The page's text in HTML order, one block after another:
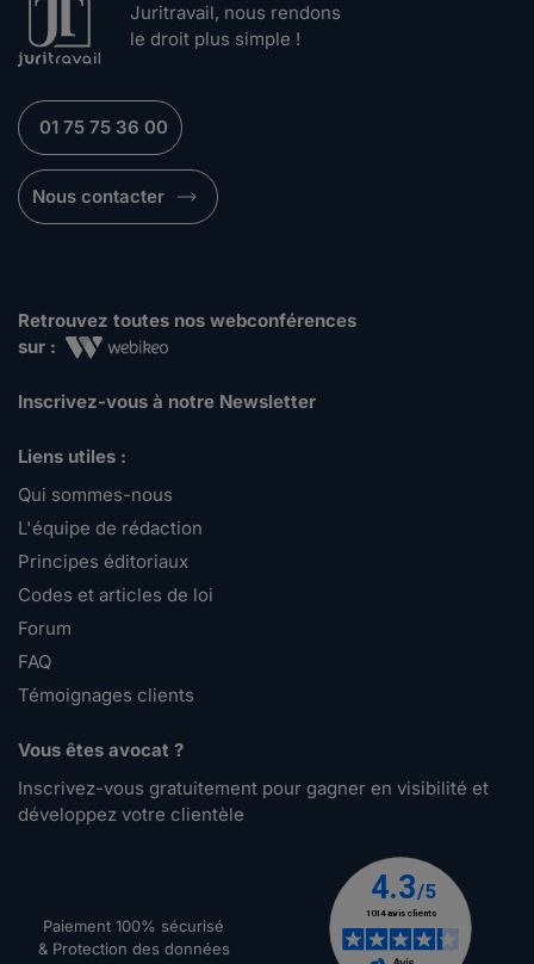
Juritravail, nous rendons
le droit plus simple !
01 75 75 36 00
Nous contacter
Retrouvez toutes nos webconférences
sur :
Inscrivez-vous à notre Newsletter
Liens utiles :
Qui sommes-nous
L'équipe de rédaction
Principes éditoriaux
Codes et articles de loi
Forum
FAQ
Témoignages clients
Vous êtes avocat ?
Inscrivez-vous gratuitement pour gagner en visibilité et
développez votre clientèle
Paiement 100% sécurisé
& Protection des données